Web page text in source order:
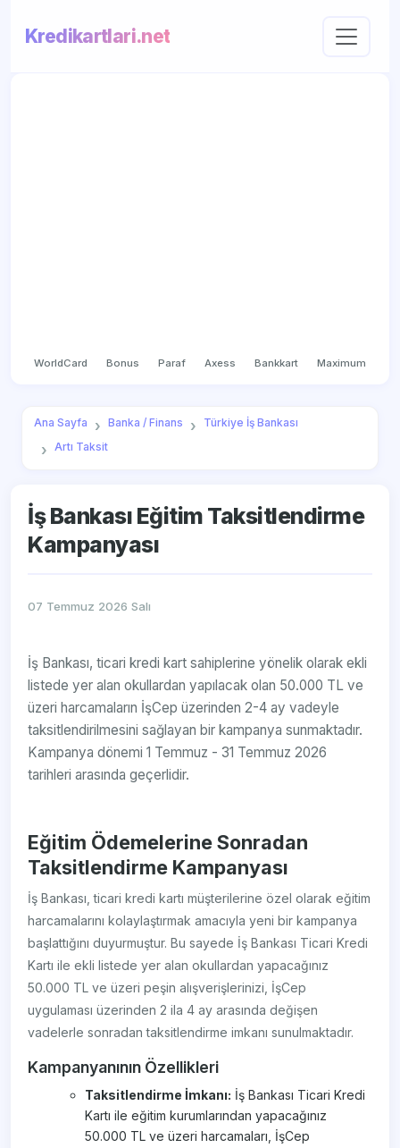
Kredikartlari.net
WorldCard Bonus Paraf Axess Bankkart Maximum
Ana Sayfa Banka / Finans
Türkiye İş Bankası
Artı Taksit
İş Bankası Eğitim Taksitlendirme
Kampanyası
07 Temmuz 2026 Salı
İş Bankası, ticari kredi kart sahiplerine yönelik olarak ekli
listede yer alan okullardan yapılacak olan 50.000 TL ve
üzeri harcamaların İşCep üzerinden 2-4 ay vadeyle
taksitlendirilmesini sağlayan bir kampanya sunmaktadır.
Kampanya dönemi 1 Temmuz - 31 Temmuz 2026
tarihleri arasında geçerlidir.
Eğitim Ödemelerine Sonradan
Taksitlendirme Kampanyası
İş Bankası, ticari kredi kartı müşterilerine özel olarak eğitim
harcamalarını kolaylaştırmak amacıyla yeni bir kampanya
başlattığını duyurmuştur. Bu sayede İş Bankası Ticari Kredi
Kartı ile ekli listede yer alan okullardan yapacağınız
50.000 TL ve üzeri peşin alışverişlerinizi, İşCep
uygulaması üzerinden 2 ila 4 ay arasında değişen
vadelerle sonradan taksitlendirme imkanı sunulmaktadır.
Kampanyanının Özellikleri
Taksitlendirme İmkanı: İş Bankası Ticari Kredi
Kartı ile eğitim kurumlarından yapacağınız
50.000 TL ve üzeri harcamaları, İşCep